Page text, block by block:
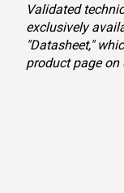
Validated
exclusively
"Datasheet,"
product page on